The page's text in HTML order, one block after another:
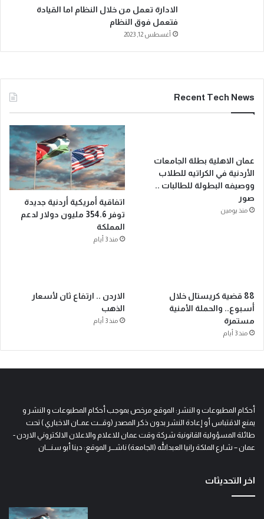
الادارة تعمل من خلال النظام اما القيادة
فتعمل فوق النظام
أغسطس 12, 2023
Recent Tech News
عمان الاهلية بطلة الجامعات
الأردنية في الكراتيه للطلاب
ووصيفه البطولة للطالبات ..
صور
منذ يومين
اتفاقية أمريكية أردنية جديدة
توفر 354.6 مليون دولار لدعم
المملكة
منذ 3 أيام
88 قضية كريستال خلال
أسبوع.. والحملة الأمنية
مستمرة
منذ 3 أيام
الاردن .. ارتفاع ثان لأسعار
الذهب
منذ 3 أيام
أحكام المطبوعات و النشر: الموقع مرخص بموجب أحكام المطبوعات و النشر و
يمنع الاقتباس أو إعادة النشر بدون ذكر المصدر (وقـــت عمــان الاخباري ) تحت
طائلة المسؤولية القانونية شركة وقت عمان للاعلام والاعلان الالكتروني الاردن -
عمان – شارع الملكة رانيا العبدالله (الجامعة) ناشـــر الموقع: دينا أبو سنــــان
اخر التحديثات